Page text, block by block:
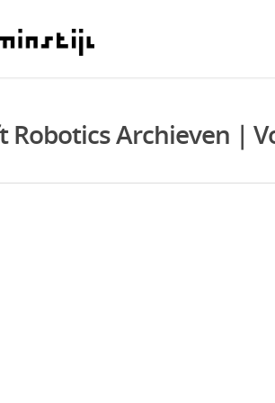
Robotics Archieven |